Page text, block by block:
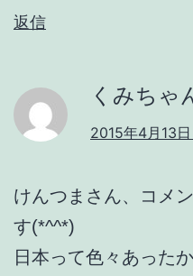
返信
くみちゃ
2015年4月13
けんつまさん、コメ
す(*^^*)
日本って色々あった